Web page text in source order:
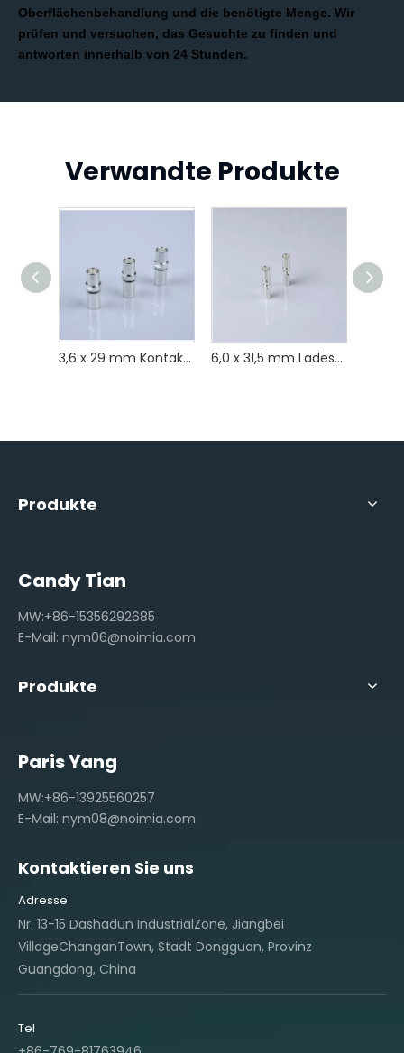
Oberflächenbehandlung und die benötigte Menge. Wir
prüfen und versuchen, das Gesuchte zu finden und
antworten innerhalb von 24 Stunden.
Verwandte Produkte
3,6 x 29 mm Kontaktbuchse für Ladesäulen-Anschluss für Elektrofahrzeuge, Kontaktbuchse für Ladepistolen-Anschluss 6,0 x 31,5 mm Ladesäule für Elektrofahrzeuge, Stecker, Kontakt, EV-Pin
Produkte
Candy Tian
MW:+86-15356292685
E-Mail: nym06@noimia.com
Produkte
Paris Yang
MW:+86-13925560257
E-Mail: nym08@noimia.com
Kontaktieren Sie uns
Adresse
Nr. 13-15 Dashadun IndustrialZone, Jiangbei
VillageChanganTown, Stadt Dongguan, Provinz
Guangdong, China
Tel